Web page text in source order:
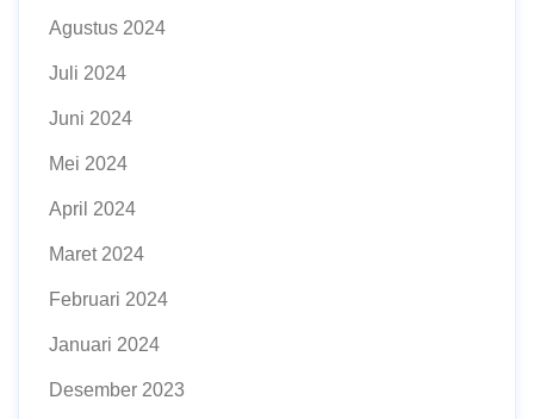
Agustus 2024
Juli 2024
Juni 2024
Mei 2024
April 2024
Maret 2024
Februari 2024
Januari 2024
Desember 2023